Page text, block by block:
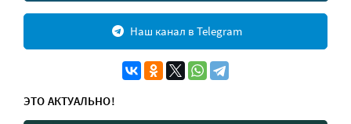
Наш канал в Telegram
ЭТО АКТУАЛЬНО!